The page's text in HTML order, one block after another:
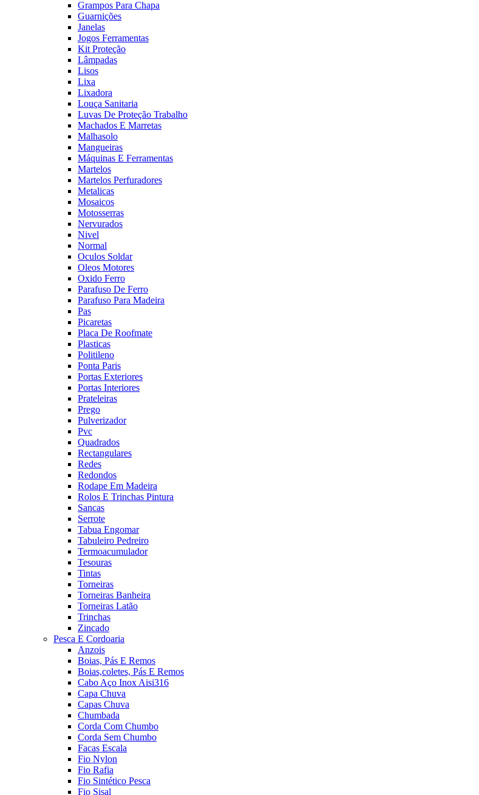
Grampos Para Chapa
Guarnições
Janelas
Jogos Ferramentas
Kit Proteção
Lâmpadas
Lisos
Lixa
Lixadora
Louça Sanitaria
Luvas De Proteção Trabalho
Machados E Marretas
Malhasolo
Mangueiras
Máquinas E Ferramentas
Martelos
Martelos Perfuradores
Metalicas
Mosaicos
Motosserras
Nervurados
Nivel
Normal
Oculos Soldar
Oleos Motores
Oxido Ferro
Parafuso De Ferro
Parafuso Para Madeira
Pas
Picaretas
Placa De Roofmate
Plasticas
Politileno
Ponta Paris
Portas Exteriores
Portas Interiores
Prateleiras
Prego
Pulverizador
Pvc
Quadrados
Rectangulares
Redes
Redondos
Rodape Em Madeira
Rolos E Trinchas Pintura
Sancas
Serrote
Tabua Engomar
Tabuleiro Pedreiro
Termoacumulador
Tesouras
Tintas
Torneiras
Torneiras Banheira
Torneiras Latão
Trinchas
Zincado
Pesca E Cordoaria
Anzois
Boias, Pás E Remos
Boias,coletes, Pás E Remos
Cabo Aço Inox Aisi316
Capa Chuva
Capas Chuva
Chumbada
Corda Com Chumbo
Corda Sem Chumbo
Facas Escala
Fio Nylon
Fio Rafia
Fio Sintético Pesca
Fio Sisal